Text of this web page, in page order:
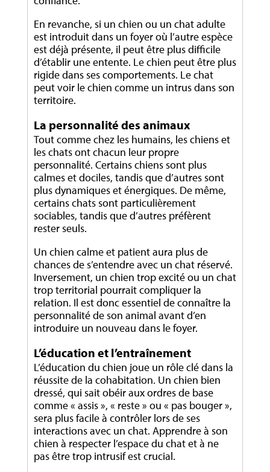
En revanche, si un chien ou un chat adulte
est introduit dans un foyer où l’autre espèce
est déjà présente, il peut être plus difficile
d’établir une entente. Le chien peut être plus
rigide dans ses comportements. Le chat
peut voir le chien comme un intrus dans son
territoire.
La personnalité des animaux
Tout comme chez les humains, les chiens et
les chats ont chacun leur propre
personnalité. Certains chiens sont plus
calmes et dociles, tandis que d’autres sont
plus dynamiques et énergiques. De même,
certains chats sont particulièrement
sociables, tandis que d’autres préfèrent
rester seuls.
Un chien calme et patient aura plus de
chances de s’entendre avec un chat réservé.
Inversement, un chien trop excité ou un chat
trop territorial pourrait compliquer la
relation. Il est donc essentiel de connaître la
personnalité de son animal avant d’en
introduire un nouveau dans le foyer.
L’éducation et l’entraînement
L’éducation du chien joue un rôle clé dans la
réussite de la cohabitation. Un chien bien
dressé, qui sait obéir aux ordres de base
comme « assis », « reste » ou « pas bouger »,
sera plus facile à contrôler lors de ses
interactions avec un chat. Apprendre à son
chien à respecter l’espace du chat et à ne
pas être trop intrusif est crucial.